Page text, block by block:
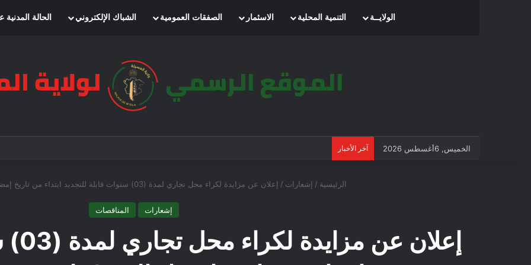
الرئيسيةالولايــة التنمية المحلية الاسثمار الصفقات العمومية الشباك الإلكتروني الحالة
الخميس, 6أغسطس 2026 آخر الأخبار
الرئيسية / إشعارات / إعلان عن مزايدة لكراء محل تجاري لمدة (03) سنوات قابلة للتجديد ابتداء من تاريخ إمضاء العقد/ بلدية سيدي عيسى
إشعارات المناقصات